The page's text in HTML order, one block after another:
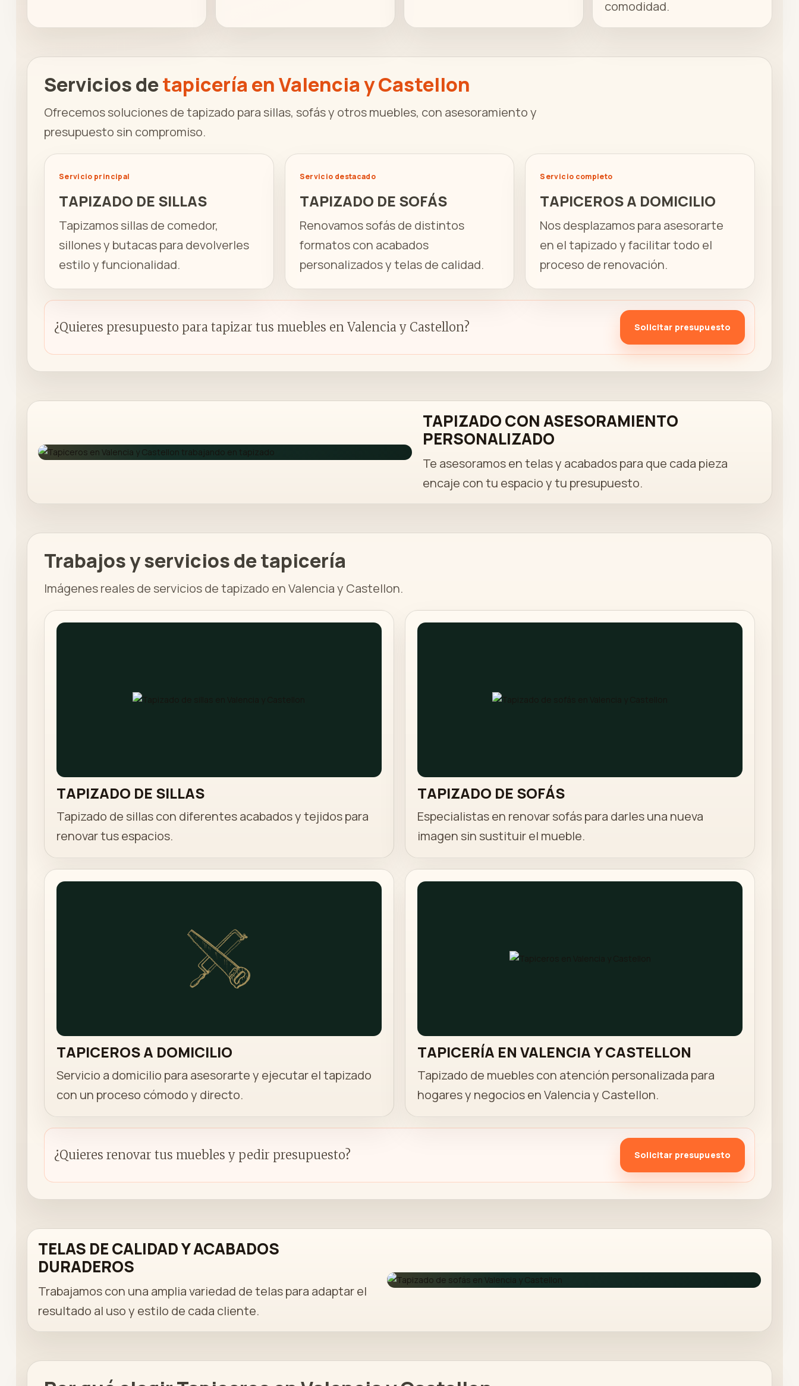
comodidad.
Servicios detapicería en Valencia y Castellon
Ofrecemos soluciones de tapizado para sillas, sofás y otros muebles, con asesoramiento y
presupuesto sin compromiso.
Servicio principal
TAPIZADO DE SILLAS
Tapizamos sillas de comedor,
sillones y butacas para devolverles
estilo y funcionalidad.
Servicio destacado
TAPIZADO DE SOFÁS
Renovamos sofás de distintos
formatos con acabados
personalizados y telas de calidad.
Servicio completo
TAPICEROS A DOMICILIO
Nos desplazamos para asesorarte
en el tapizado y facilitar todo el
proceso de renovación.
¿Quieres presupuesto para tapizar tus muebles en Valencia y Castellon? Solicitar presupuesto
TAPIZADO CON ASESORAMIENTO
PERSONALIZADO
Te asesoramos en telas y acabados para que cada pieza
encaje con tu espacio y tu presupuesto.
Trabajos y servicios de tapicería
Imágenes reales de servicios de tapizado en Valencia y Castellon.
TAPIZADO DE SILLAS
Tapizado de sillas con diferentes acabados y tejidos para
renovar tus espacios.
TAPIZADO DE SOFÁS
Especialistas en renovar sofás para darles una nueva
imagen sin sustituir el mueble.
TAPICEROS A DOMICILIO
Servicio a domicilio para asesorarte y ejecutar el tapizado
con un proceso cómodo y directo.
TAPICERÍA EN VALENCIA Y CASTELLON
Tapizado de muebles con atención personalizada para
hogares y negocios en Valencia y Castellon.
¿Quieres renovar tus muebles y pedir presupuesto? Solicitar presupuesto
TELAS DE CALIDAD Y ACABADOS
DURADEROS
Trabajamos con una amplia variedad de telas para adaptar el
resultado al uso y estilo de cada cliente.